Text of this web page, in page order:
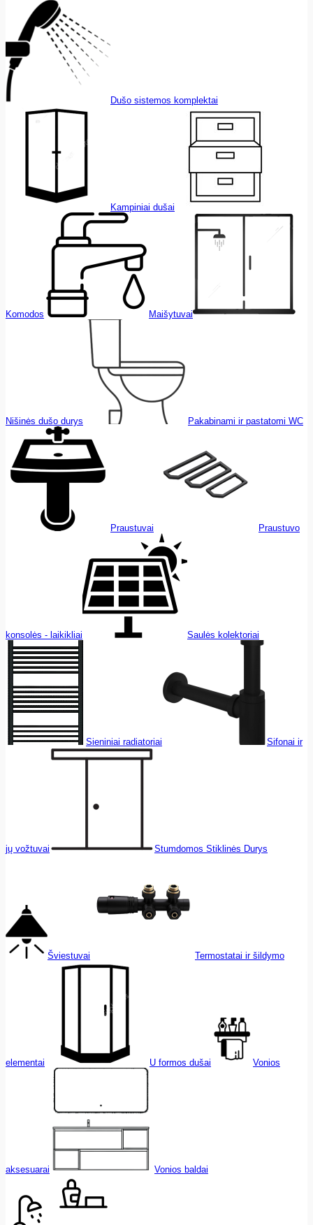
Dušo sistemos komplektai
Kampiniai dušai
Komodos Maišytuvai
Nišinės dušo durys Pakabinami ir pastatomi WC
Praustuvai Praustuvo
konsolės - laikikliai Saulės kolektoriai
Sieniniai radiatoriai Sifonai ir
jų vožtuvai Stumdomos Stiklinės Durys
Šviestuvai Termostatai ir šildymo
elementai U formos dušai Vonios
aksesuarai Vonios baldai